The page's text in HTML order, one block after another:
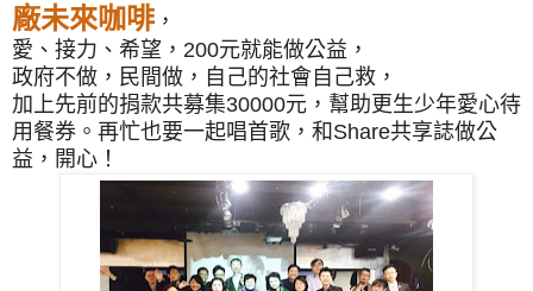
廠未來咖啡，
愛、接力、希望，200元就能做公益，
政府不做，民間做，自己的社會自己救，
加上先前的捐款共募集30000元， 幫助更生少年愛心待
用餐券。 再忙也要一起唱首歌，和 Share共享誌做公
益，開心！